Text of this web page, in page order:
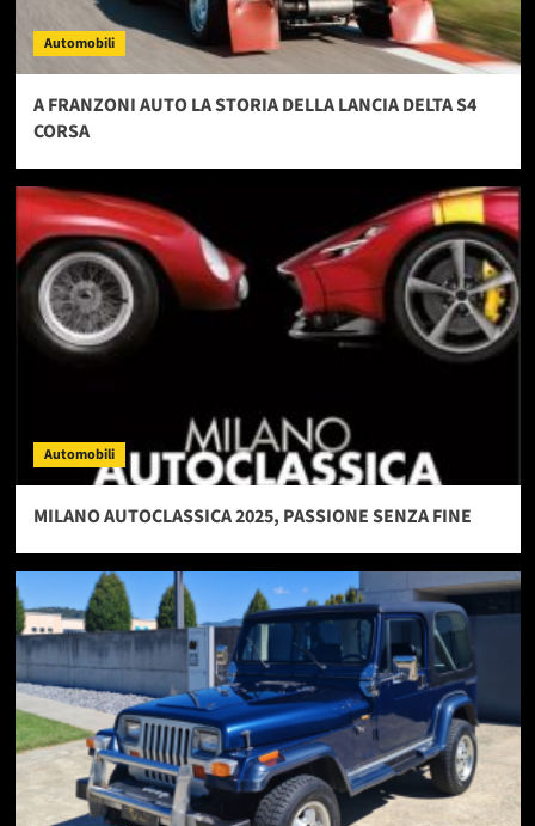
Automobili
A FRANZONI AUTO LA STORIA DELLA LANCIA DELTA S4
CORSA
Automobili
MILANO AUTOCLASSICA 2025, PASSIONE SENZA FINE